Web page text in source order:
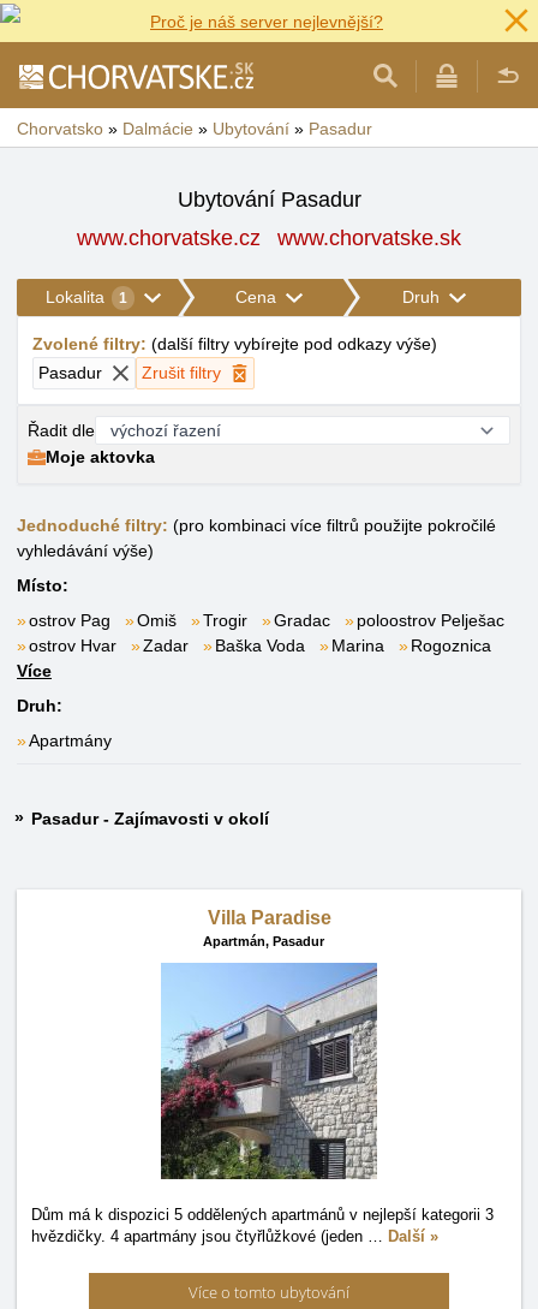
Proč je náš server nejlevnější?
Chorvatsko » Dalmácie » Ubytování » Pasadur
Ubytování Pasadur
www.chorvatske.cz
www.chorvatske.sk
Lokalita 1 Cena Druh
Zvolené filtry: (další filtry vybírejte pod odkazy výše)
Pasadur
Zrušit filtry
Řadit dle
Moje aktovka
Jednoduché filtry: (pro kombinaci více filtrů použijte pokročilé
vyhledávání výše)
Místo:
ostrov Pag
Omiš Trogir Gradac
poloostrov Pelješac
ostrov Hvar
Zadar Baška Voda Marina
Rogoznica
Více
Druh:
Apartmány
Pasadur - Zajímavosti v okolí
Villa Paradise
Apartmán, Pasadur
Dům má k dispozici 5 oddělených apartmánů v nejlepší kategorii 3
hvězdičky. 4 apartmány jsou čtyřlůžkové (jeden … Další »
Více o tomto ubytování